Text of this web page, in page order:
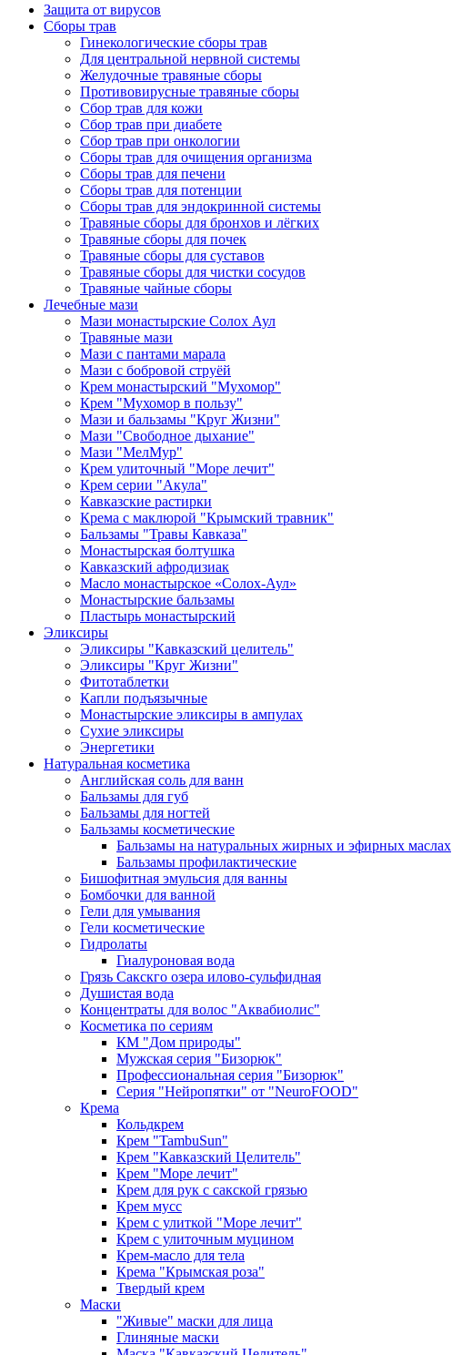
Защита от вирусов
Сборы трав
Гинекологические сборы трав
Для центральной нервной системы
Желудочные травяные сборы
Противовирусные травяные сборы
Сбор трав для кожи
Сбор трав при диабете
Сбор трав при онкологии
Сборы трав для очищения организма
Сборы трав для печени
Сборы трав для потенции
Сборы трав для эндокринной системы
Травяные сборы для бронхов и лёгких
Травяные сборы для почек
Травяные сборы для суставов
Травяные сборы для чистки сосудов
Травяные чайные сборы
Лечебные мази
Мази монастырские Солох Аул
Травяные мази
Мази с пантами марала
Мази с бобровой струёй
Крем монастырский "Мухомор"
Крем "Мухомор в пользу"
Мази и бальзамы "Круг Жизни"
Мази "Свободное дыхание"
Мази "МелМур"
Крем улиточный "Море лечит"
Крем серии "Акула"
Кавказские растирки
Крема с маклюрой "Крымский травник"
Бальзамы "Травы Кавказа"
Монастырская болтушка
Кавказский афродизиак
Масло монастырское «Солох-Аул»
Монастырские бальзамы
Пластырь монастырский
Эликсиры
Эликсиры "Кавказский целитель"
Эликсиры "Круг Жизни"
Фитотаблетки
Капли подъязычные
Монастырские эликсиры в ампулах
Сухие эликсиры
Энергетики
Натуральная косметика
Английская соль для ванн
Бальзамы для губ
Бальзамы для ногтей
Бальзамы косметические
Бальзамы на натуральных жирных и эфирных маслах
Бальзамы профилактические
Бишофитная эмульсия для ванны
Бомбочки для ванной
Гели для умывания
Гели косметические
Гидролаты
Гиалуроновая вода
Грязь Сакскго озера илово-сульфидная
Душистая вода
Концентраты для волос "Аквабиолис"
Косметика по сериям
КМ "Дом природы"
Мужская серия "Бизорюк"
Профессиональная серия "Бизорюк"
Серия "Нейропятки" от "NeuroFOOD"
Крема
Кольдкрем
Крем "TambuSun"
Крем "Кавказский Целитель"
Крем "Море лечит"
Крем для рук с сакской грязью
Крем мусс
Крем с улиткой "Море лечит"
Крем с улиточным муцином
Крем-масло для тела
Крема "Крымская роза"
Твердый крем
Маски
"Живые" маски для лица
Глиняные маски